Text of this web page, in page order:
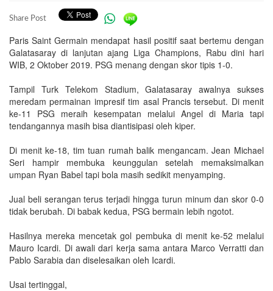
Share Post
Paris Saint Germain mendapat hasil positif saat bertemu dengan
Galatasaray di lanjutan ajang Liga Champions, Rabu dini hari
WIB, 2 Oktober 2019. PSG menang dengan skor tipis 1-0.
Tampil Turk Telekom Stadium, Galatasaray awalnya sukses
meredam permainan impresif tim asal Prancis tersebut. Di menit
ke-11 PSG meraih kesempatan melalui Angel di Maria tapi
tendangannya masih bisa diantisipasi oleh kiper.
Di menit ke-18, tim tuan rumah balik mengancam. Jean Michael
Seri hampir membuka keunggulan setelah memaksimalkan
umpan Ryan Babel tapi bola masih sedikit menyamping.
Jual beli serangan terus terjadi hingga turun minum dan skor 0-0
tidak berubah. Di babak kedua, PSG bermain lebih ngotot.
Hasilnya mereka mencetak gol pembuka di menit ke-52 melalui
Mauro Icardi. Di awali dari kerja sama antara Marco Verratti dan
Pablo Sarabia dan diselesaikan oleh Icardi.
Usai tertinggal,